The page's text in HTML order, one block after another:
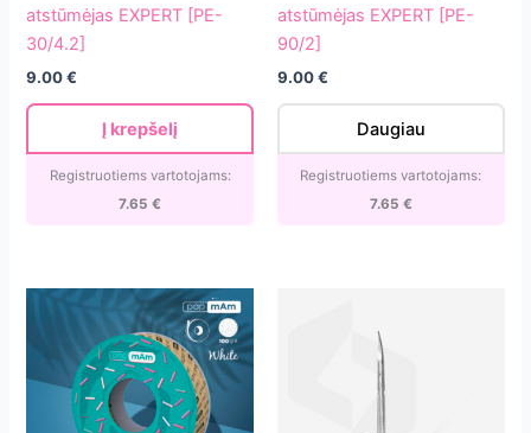
atstūmėjas
[PE-
30/4.2]
atstūmėjas EXPERT [PE-
30/4.2]
9.00€
Į krepšelį
Registruotiems vartotojams:
7.65€
atstūmėjas
[PE-
atstūmėjas EXPERT [PE-
90/2]
9.00€
Daugiau
Registruotiems vartotojams:
7.65 €